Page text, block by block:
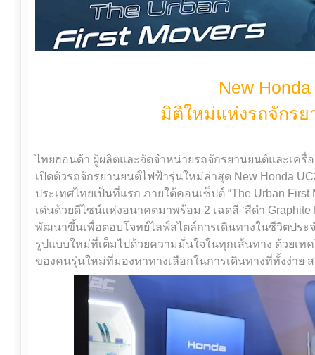
New
มิติใหม่แห่งรถจักร
ไทยฮอนด้า ผู้ผลิตและจัดจำหน่ายรถจักรยานยนต์และเครื่
เปิดตัวรถจักรยานยนต์ไฟฟ้ารุ่นใหม่ล่าสุด New Honda
ประเทศไทยเป็นที่แรก ภายใต้คอนเซ็ปต์ “The Urban
เด่นด้วยดีไซน์แห่งอนาคตมาพร้อม 2 เฉดสี ‘สีดำ Graphite
พัฒนาขึ้นเพื่อตอบโจทย์ไลฟ์สไตล์การเดินทางในชีวิตปร
รูปแบบใหม่ที่เต็มไปด้วยความมั่นใจในทุกเส้นทาง ด้วยเ
ของคนรุ่นใหม่ที่มองหาทางเลือกในการเดินทางที่ทั้งง่าย